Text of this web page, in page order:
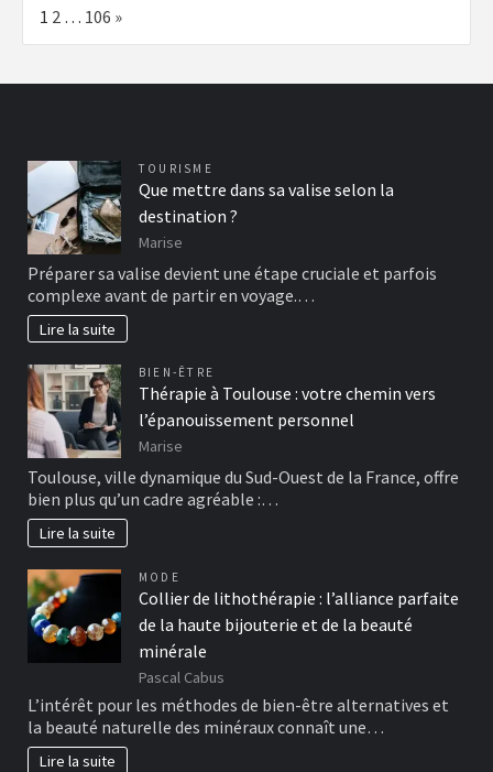
Page:
1 2 … 106 Next
»
TOURISME
Que mettre dans sa valise selon la
destination ?
Marise
Préparer sa valise devient une étape cruciale et parfois
complexe avant de partir en voyage.…
Lire la suite
BIEN-ÊTRE
Thérapie à Toulouse : votre chemin vers
l’épanouissement personnel
Marise
Toulouse, ville dynamique du Sud-Ouest de la France, offre
bien plus qu’un cadre agréable :…
Lire la suite
MODE
Collier de lithothérapie : l’alliance parfaite
de la haute bijouterie et de la beauté
minérale
Pascal Cabus
L’intérêt pour les méthodes de bien-être alternatives et
la beauté naturelle des minéraux connaît une…
Lire la suite